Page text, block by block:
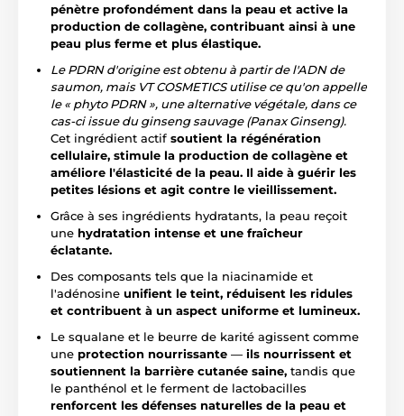
pénètre profondément dans la peau et active la
production de collagène, contribuant ainsi à une
peau plus ferme et plus élastique.
Le PDRN d'origine est obtenu à partir de l'ADN de
saumon, mais VT COSMETICS utilise ce qu'on appelle
le « phyto PDRN », une alternative végétale, dans ce
cas-ci issue du ginseng sauvage (Panax Ginseng).
Cet ingrédient actif soutient la régénération
cellulaire, stimule la production de collagène et
améliore l'élasticité de la peau. Il aide à guérir les
petites lésions et agit contre le vieillissement.
Grâce à ses ingrédients hydratants, la peau reçoit
une hydratation intense et une fraîcheur
éclatante.
Des composants tels que la niacinamide et
l'adénosine unifient le teint, réduisent les ridules
et contribuent à un aspect uniforme et lumineux.
Le squalane et le beurre de karité agissent comme
une protection nourrissante — ils nourrissent et
soutiennent la barrière cutanée saine, tandis que
le panthénol et le ferment de lactobacilles
renforcent les défenses naturelles de la peau et